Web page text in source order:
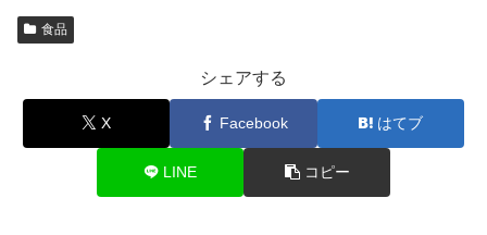
食品
シェアする
X Facebook はてブ
LINE コピー